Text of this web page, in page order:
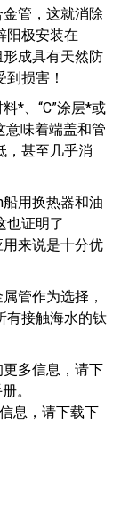
管，这就消除
阳极安装在
成具有天然防
损害！
*、“C”涂层*或
意味着端盖和管
，甚至几乎消
用换热器和油
也证明了
来说是十分优
管作为选择，
有接触海水的钛
多信息，请下
。
息，请下载下